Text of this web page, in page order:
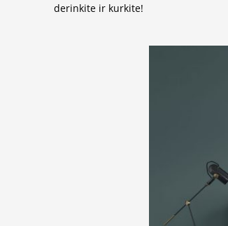
derinkite ir kurkite!